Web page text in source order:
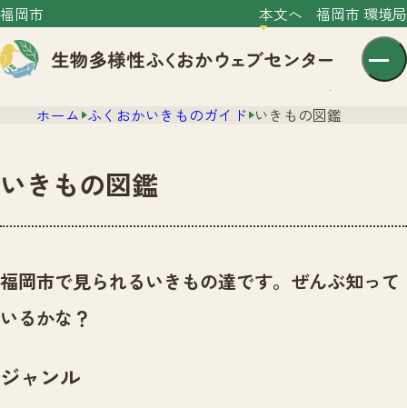
福岡市 本文へ 福岡市 環境局
センター紹介
センター紹介TOP
サイトポリシー
ニュース
いきものガイド
イベント
ホーム ふくおかいきものガイド いきもの図鑑
いきもの図鑑
福岡市で見られるいきもの達です。ぜんぶ知って
いるかな？
ジャンル